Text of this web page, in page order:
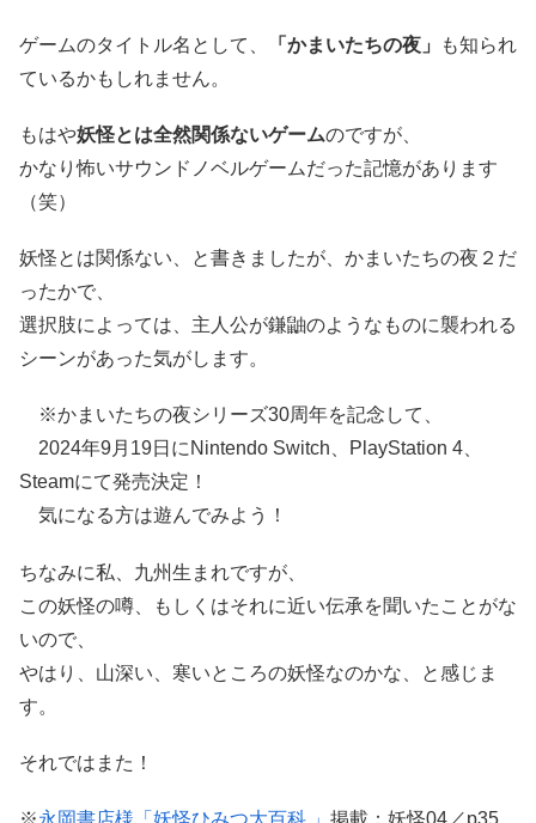
ゲームのタイトル名として、 「かまいたちの夜」
も知られ
ているかもしれません。
もはや妖怪とは全然関係ないゲームのですが、
かなり怖いサウンドノベルゲームだった記憶があります
（笑）
妖怪とは関係ない、と書きましたが、かまいたちの夜２だ
ったかで、
選択肢によっては、主人公が鎌鼬のようなものに襲われる
シーンがあった気がします。
※かまいたちの夜シリーズ30周年を記念して、
2024年9月19日にNintendo Switch、PlayStation 4、
Steamにて発売決定！
気になる方は遊んでみよう！
ちなみに私、九州生まれですが、
この妖怪の噂、もしくはそれに近い伝承を聞いたことがな
いので、
やはり、山深い、寒いところの妖怪なのかな、と感じま
す。
それではまた！
※永岡書店様「妖怪ひみつ大百科 」 掲載：妖怪04／p35